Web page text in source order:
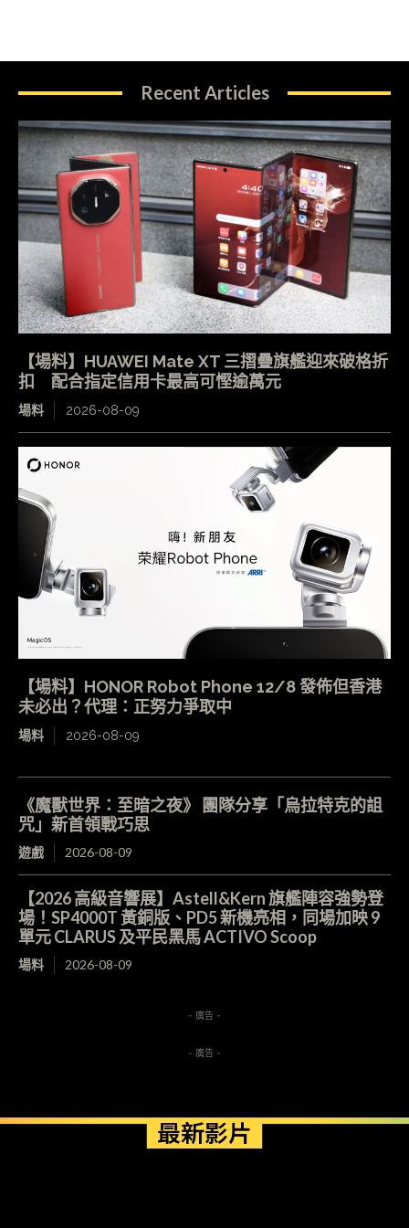
Recent Articles
【場料】HUAWEI Mate XT 三摺疊旗艦迎來破格折
扣 配合指定信用卡最高可慳逾萬元
場料 2026-08-09
【場料】HONOR Robot Phone 12/8 發佈但香港
未必出？代理：正努力爭取中
場料 2026-08-09
《魔獸世界：至暗之夜》 團隊分享「烏拉特克的詛
咒」新首領戰巧思
遊戲 2026-08-09
【2026 高級音響展】Astell&Kern 旗艦陣容強勢登
場！SP4000T 黃銅版、PD5 新機亮相，同場加映 9
單元 CLARUS 及平民黑馬 ACTIVO Scoop
場料 2026-08-09
- 廣告 -
- 廣告 -
最新影片